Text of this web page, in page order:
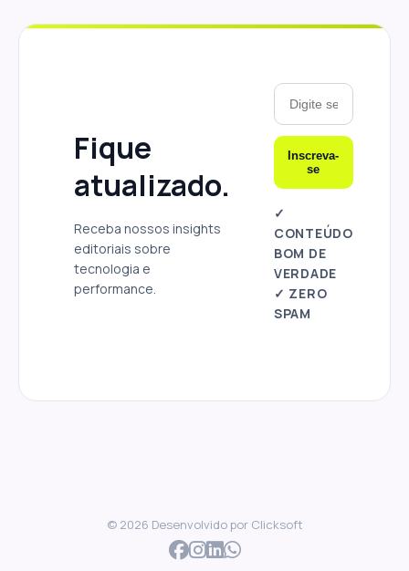
Fique
atualizado.
Receba nossos insights
editoriais sobre
tecnologia e
performance.
Inscreva-
se
✓
CONTEÚDO
BOM DE
VERDADE
✓ ZERO
SPAM
© 2026 Desenvolvido por Clicksoft